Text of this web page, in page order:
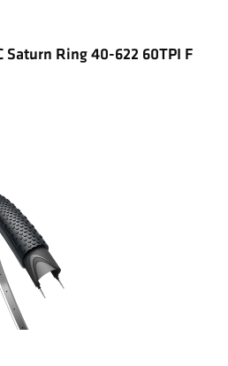
Saturn Ring 40-622 60TPI F